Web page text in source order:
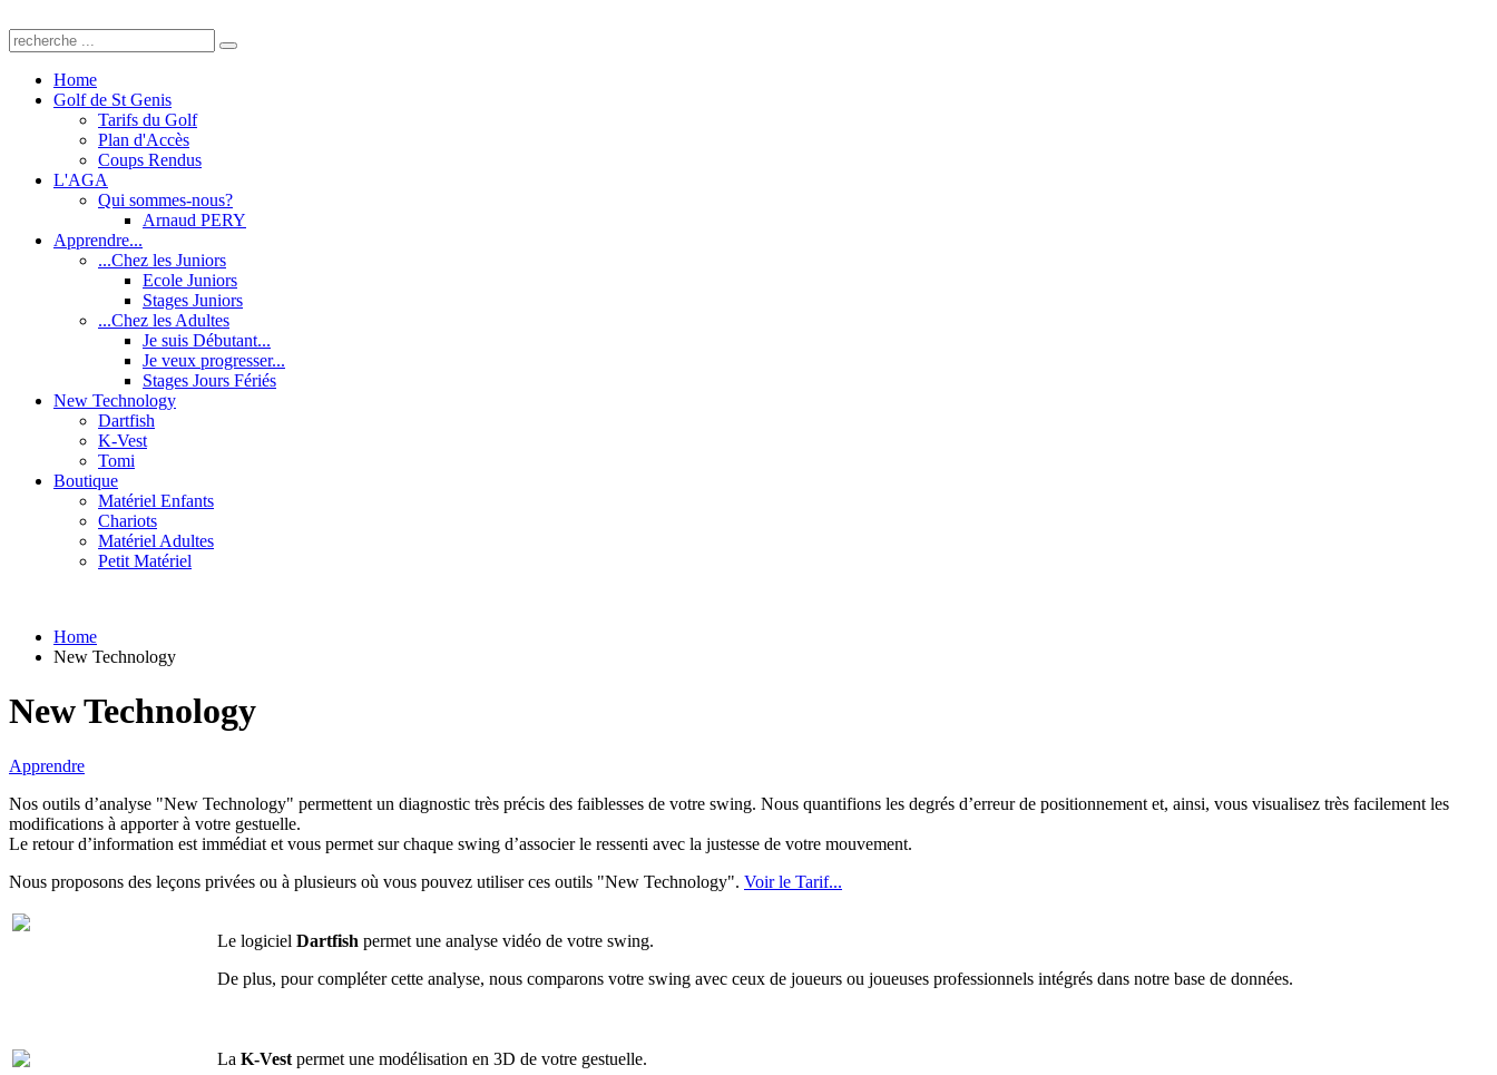
Home
Golf de St Genis
Tarifs du Golf
Plan d'Accès
Coups Rendus
L'AGA
Qui sommes-nous?
Arnaud PERY
Apprendre...
...Chez les Juniors
Ecole Juniors
Stages Juniors
...Chez les Adultes
Je suis Débutant...
Je veux progresser...
Stages Jours Fériés
New Technology
Dartfish
K-Vest
Tomi
Boutique
Matériel Enfants
Chariots
Matériel Adultes
Petit Matériel
Home
New Technology
New Technology
Apprendre
Nos outils d’analyse "New Technology" permettent un diagnostic très précis des faiblesses de votre swing. Nous quantifions les degrés d’erreur de positionnement et, ainsi, vous visualisez très facilement les
modifications à apporter à votre gestuelle.
Le retour d’information est immédiat et vous permet sur chaque swing d’associer le ressenti avec la justesse de votre mouvement.
Nous proposons des leçons privées ou à plusieurs où vous pouvez utiliser ces outils "New Technology". Voir le Tarif...
Le logiciel Dartfish permet une analyse vidéo de votre swing.
De plus, pour compléter cette analyse, nous comparons votre swing avec ceux de joueurs ou joueuses professionnels intégrés dans notre base de données.
La K-Vest permet une modélisation en 3D de votre gestuelle.